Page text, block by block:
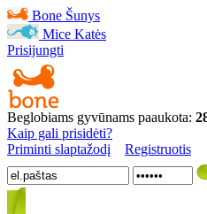
Bone Šunys
Mice Katės
Prisijungti
Beglobiams gyvūnams paaukota:
Kaip gali prisidėti?
Priminti slaptažodį
Registruotis